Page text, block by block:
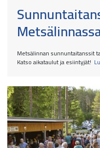
Metsälinnan sunnuntaitanssit
Katso aikataulut ja esiintyjät!